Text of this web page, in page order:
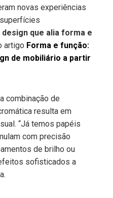
novas experiências
design que alia forma e
artigo Forma e função:
de mobiliário a partir
combinação de
resulta em
“Já temos papéis
com precisão
de brilho ou
sofisticados a